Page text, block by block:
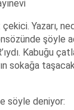
çekici. Yazarı,
şöyle
Kabuğu
sokağa
söyle deniyor: